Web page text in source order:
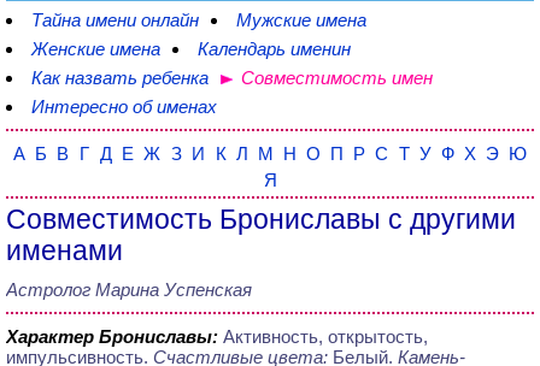
Тайна имени онлайн
Мужские имена
Женские имена
Календарь именин
Как назвать ребенка
Совместимость имен
Интересно об именах
А Б В Г Д Е Ж З И К Л М Н О П Р С Т У Ф Х Э Ю
Я
Совместимость Брониславы с другими
именами
Астролог Марина Успенская
Характер Брониславы: Активность, открытость,
импульсивность. Счастливые цвета: Белый. Камень-